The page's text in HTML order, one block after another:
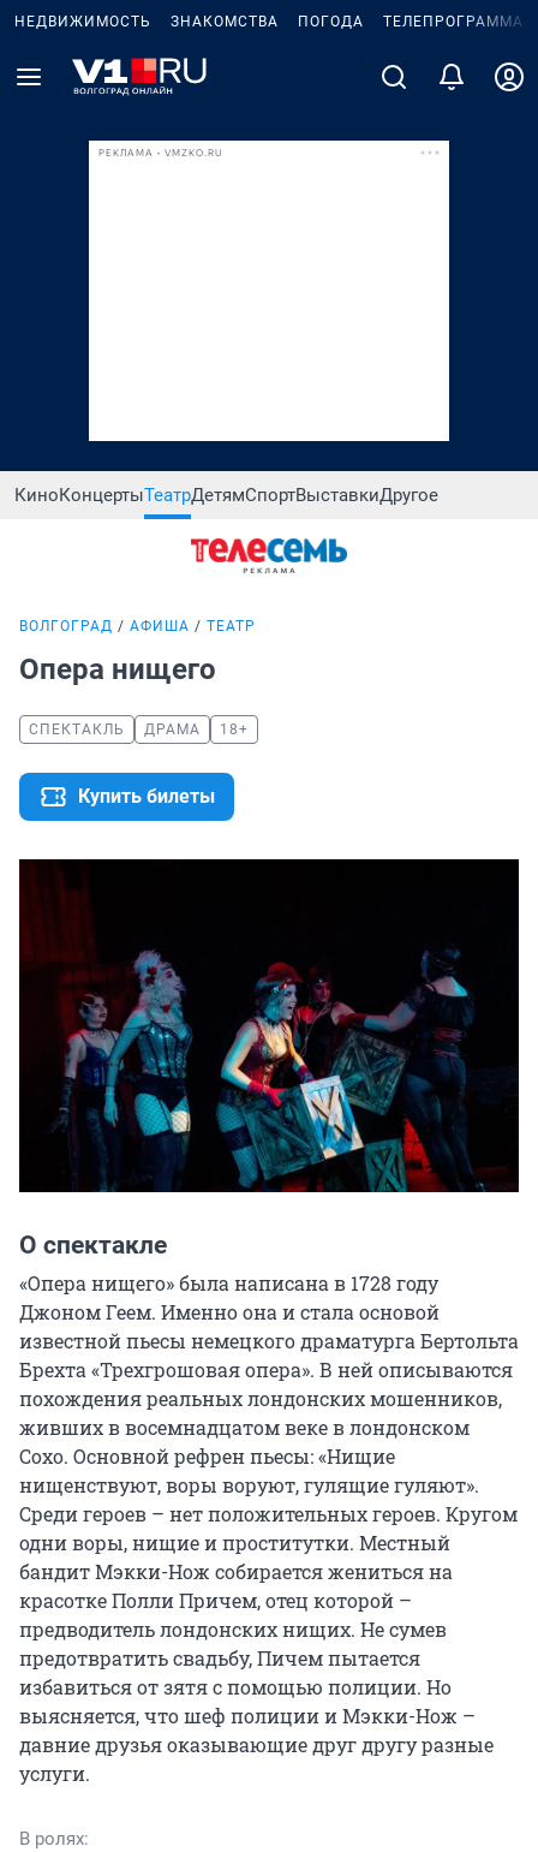
НЕДВИЖИМОСТЬ ЗНАКОМСТВА ПОГОДА ТЕЛЕПРОГРАММА
РЕКЛАМА • VMZKO.RU
КиноКонцертыТеатрДетямСпортВыставкиДругое
ВОЛГОГРАД АФИША ТЕАТР
Опера нищего
СПЕКТАКЛЬ ДРАМА 18+
Купить билеты
О спектакле
«Опера нищего» была написана в 1728 году
Джоном Геем. Именно она и стала основой
известной пьесы немецкого драматурга Бертольта
Брехта «Трехгрошовая опера». В ней описываются
похождения реальных лондонских мошенников,
живших в восемнадцатом веке в лондонском
Сохо. Основной рефрен пьесы: «Нищие
нищенствуют, воры воруют, гулящие гуляют».
Среди героев – нет положительных героев. Кругом
одни воры, нищие и проститутки. Местный
бандит Мэкки-Нож собирается жениться на
красотке Полли Причем, отец которой –
предводитель лондонских нищих. Не сумев
предотвратить свадьбу, Пичем пытается
избавиться от зятя с помощью полиции. Но
выясняется, что шеф полиции и Мэкки-Нож –
давние друзья оказывающие друг другу разные
услуги.
В ролях: